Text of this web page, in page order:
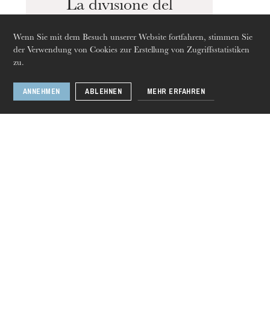
Wenn Sie mit dem Besuch unserer Website fortfahren, stimmen Sie
der Verwendung von Cookies zur Erstellung von Zugriffsstatistiken
zu.
ANNEHMEN ABLEHNEN MEHR ERFAHREN
Donnerstag 20 Aug. 2026
La divisione del